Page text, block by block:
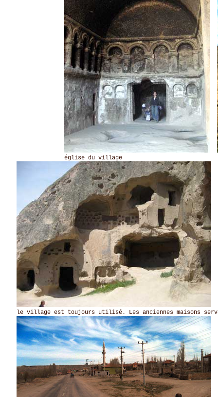
église du village
le village est toujours utilisé. Les anciennes maisons